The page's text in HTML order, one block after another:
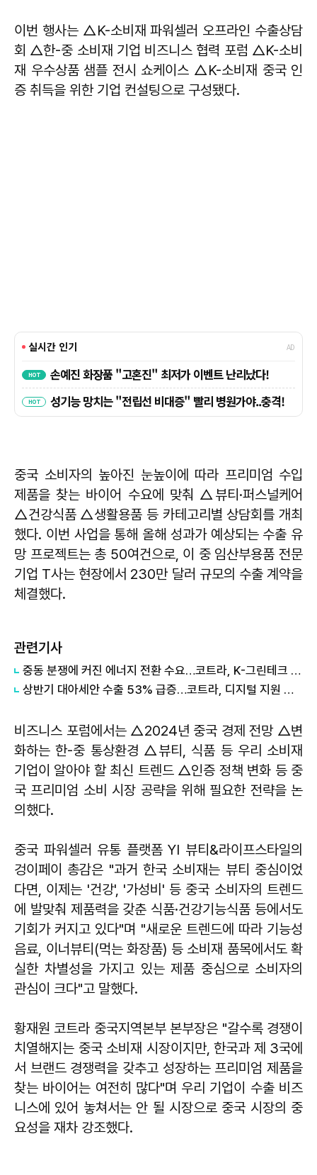
이번 행사는 △K-소비재 파워셀러 오프라인 수출상담
회 △한-중 소비재 기업 비즈니스 협력 포럼 △K-소비
재 우수상품 샘플 전시 쇼케이스 △K-소비재 중국 인
증 취득을 위한 기업 컨설팅으로 구성됐다.
중국 소비자의 높아진 눈높이에 따라 프리미엄 수입
제품을 찾는 바이어 수요에 맞춰 △뷰티·퍼스널케어
△건강식품 △생활용품 등 카테고리별 상담회를 개최
했다. 이번 사업을 통해 올해 성과가 예상되는 수출 유
망 프로젝트는 총 50여건으로, 이 중 임산부용품 전문
기업 T사는 현장에서 230만 달러 규모의 수출 계약을
체결했다.
관련기사
중동 분쟁에 커진 에너지 전환 수요…코트라, K-그린테크 수출길 넓힌다
상반기 대아세안 수출 53% 급증…코트라, 디지털 지원 패키지 가동
비즈니스 포럼에서는 △2024년 중국 경제 전망 △변
화하는 한-중 통상환경 △뷰티, 식품 등 우리 소비재
기업이 알아야 할 최신 트렌드 △인증 정책 변화 등 중
국 프리미엄 소비 시장 공략을 위해 필요한 전략을 논
의했다.
중국 파워셀러 유통 플랫폼 YI 뷰티&라이프스타일의
겅이페이 총감은 "과거 한국 소비재는 뷰티 중심이었
다면, 이제는 '건강', '가성비' 등 중국 소비자의 트렌드
에 발맞춰 제품력을 갖춘 식품·건강기능식품 등에서도
기회가 커지고 있다"며 "새로운 트렌드에 따라 기능성
음료, 이너뷰티(먹는 화장품) 등 소비재 품목에서도 확
실한 차별성을 가지고 있는 제품 중심으로 소비자의
관심이 크다"고 말했다.
황재원 코트라 중국지역본부 본부장은 "갈수록 경쟁이
치열해지는 중국 소비재 시장이지만, 한국과 제 3국에
서 브랜드 경쟁력을 갖추고 성장하는 프리미엄 제품을
찾는 바이어는 여전히 많다"며 우리 기업이 수출 비즈
니스에 있어 놓쳐서는 안 될 시장으로 중국 시장의 중
요성을 재차 강조했다.